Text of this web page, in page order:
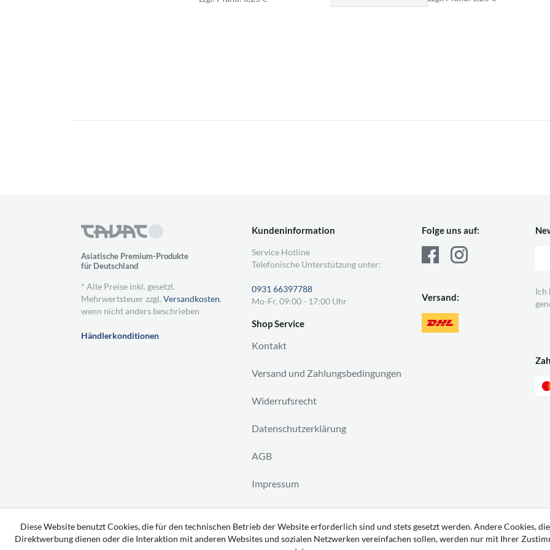
Asiatische Premium-Produkte
für Deutschland
* Alle Preise inkl. gesetzl.
Mehrwertsteuer zzgl. Versandkosten,
wenn nicht anders beschrieben
Händlerkonditionen
Kundeninformation
Service Hotline
Telefonische Unterstützung unter:
0931 66397788
Mo-Fr, 09:00 - 17:00 Uhr
Shop Service
Kontakt
Versand und Zahlungsbedingungen
Widerrufsrecht
Datenschutzerklärung
AGB
Impressum
Vertrag widerrufen
Folge uns auf:
Versand:
Ich
Diese Website benutzt Cookies, die für den technischen Betrieb der Website erforderlich sind und stets gesetzt werden. Andere Cookies,
Direktwerbung dienen oder die Interaktion mit anderen Websites und sozialen Netzwerken vereinfachen sollen, werden nur mit Ihrer